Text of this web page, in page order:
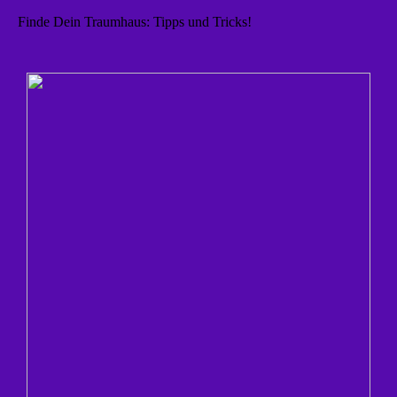
Finde Dein Traumhaus: Tipps und Tricks!